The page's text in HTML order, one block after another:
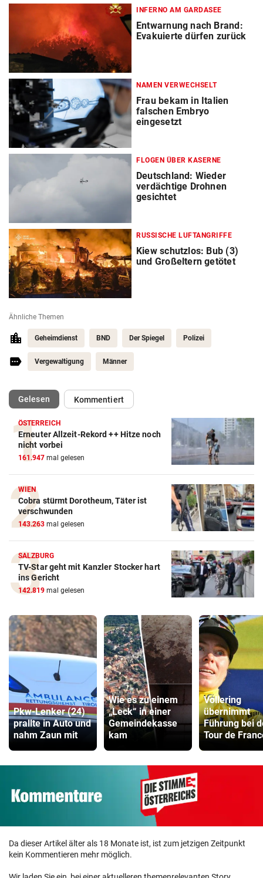
INFERNO AM GARDASEE
Entwarnung nach Brand:
Evakuierte dürfen zurück
NAMEN VERWECHSELT
Frau bekam in Italien
falschen Embryo
eingesetzt
FLOGEN ÜBER KASERNE
Deutschland: Wieder
verdächtige Drohnen
gesichtet
RUSSISCHE LUFTANGRIFFE
Kiew schutzlos: Bub (3)
und Großeltern getötet
Ähnliche Themen
Geheimdienst BND Der Spiegel Polizei
Vergewaltigung Männer
Gelesen(ausgewählt)Kommentiert
ÖSTERREICH
Erneuter Allzeit-Rekord ++ Hitze noch
nicht vorbei
161.947 mal gelesen
WIEN
Cobra stürmt Dorotheum, Täter ist
verschwunden
143.263 mal gelesen
SALZBURG
TV-Star geht mit Kanzler Stocker hart
ins Gericht
142.819 mal gelesen
Pkw-Lenker (24)
prallte in Auto und
nahm Zaun mit
Wie es zu einem
„Leck“ in einer
Gemeindekasse
kam
Vollering
übernimmt
Führung bei
Tour de
Da dieser Artikel älter als 18 Monate ist, ist zum jetzigen Zeitpunkt
kein Kommentieren mehr möglich.